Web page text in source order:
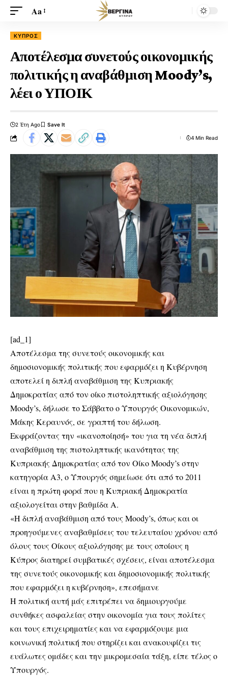
Aa
ΚΎΠΡΟΣ
Αποτέλεσμα συνετούς οικονομικής
πολιτικής η αναβάθμιση Moody’s,
λέει ο ΥΠΟΙΚ
2 Έτη Ago
4 Min Read
[ad_1]
Αποτέλεσμα της συνετούς οικονομικής και
δημοσιονομικής πολιτικής που εφαρμόζει η Κυβέρνηση
αποτελεί η διπλή αναβάθμιση της Κυπριακής
Δημοκρατίας από τον οίκο πιστοληπτικής αξιολόγησης
Moody’s, δήλωσε το Σάββατο ο Υπουργός Οικονομικών,
Μάκης Κεραυνός, σε γραπτή του δήλωση.
Εκφράζοντας την «ικανοποίησή» του για τη νέα διπλή
αναβάθμιση της πιστοληπτικής ικανότητας της
Κυπριακής Δημοκρατίας από τον Οίκο Moody’s στην
κατηγορία Α3, ο Υπουργός σημείωσε ότι από το 2011
είναι η πρώτη φορά που η Κυπριακή Δημοκρατία
αξιολογείται στην βαθμίδα Α.
«Η διπλή αναβάθμιση από τους Moody’s, όπως και οι
προηγούμενες αναβαθμίσεις του τελευταίου χρόνου από
όλους τους Οίκους αξιολόγησης με τους οποίους η
Κύπρος διατηρεί συμβατικές σχέσεις, είναι αποτέλεσμα
της συνετούς οικονομικής και δημοσιονομικής πολιτικής
που εφαρμόζει η κυβέρνηση», επεσήμανε
Η πολιτική αυτή μάς επιτρέπει να δημιουργούμε
συνθήκες ασφαλείας στην οικονομία για τους πολίτες
και τους επιχειρηματίες και να εφαρμόζουμε μια
κοινωνική πολιτική που στηρίζει και ανακουφίζει τις
ευάλωτες ομάδες και την μικρομεσαία τάξη, είπε τέλος ο
Υπουργός.